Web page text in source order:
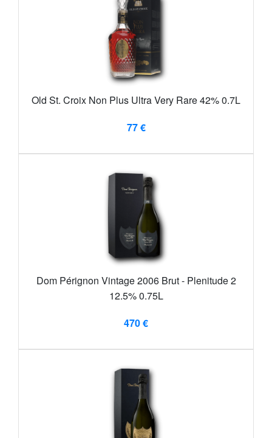
Old St. Croix Non Plus Ultra Very Rare 42% 0.7L
77 €
Dom Pérignon Vintage 2006 Brut - Plenitude 2
12.5% 0.75L
470 €